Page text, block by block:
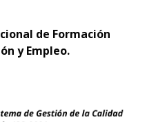
de Formación
y Empleo.